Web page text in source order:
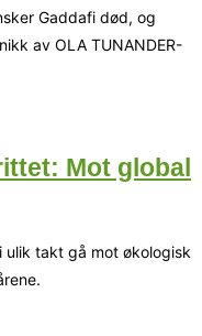
Gaddafi død, og
av OLA TUNANDER-
Mot global
ulik takt gå mot økologisk